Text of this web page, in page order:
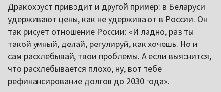
Дракохруст приводит и другой пример: в Беларуси
удерживают цены, как не удерживают в России. Он
так рисует отношение России: «И ладно, раз ты
такой умный, делай, регулируй, как хочешь. Но и
сам расхлебывай, твои проблемы. А если выяснится,
что расхлебывается плохо, ну, вот тебе
рефинансирование долгов до 2030 года».